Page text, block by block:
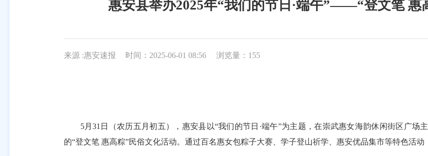
惠安县举办2025年“我们的节日·端午”——“登文笔 惠
来源 :惠安速报 时间：2025-06-01 08:56 浏览量： 155
5月31日（农历五月初五），惠安县以“我们的节日·端午”为主题，在崇武惠女海韵休闲街区广场
的“登文笔 惠高粽”民俗文化活动。通过百名惠女包粽子大赛、学子登山祈学、惠安优品集市等特色活动